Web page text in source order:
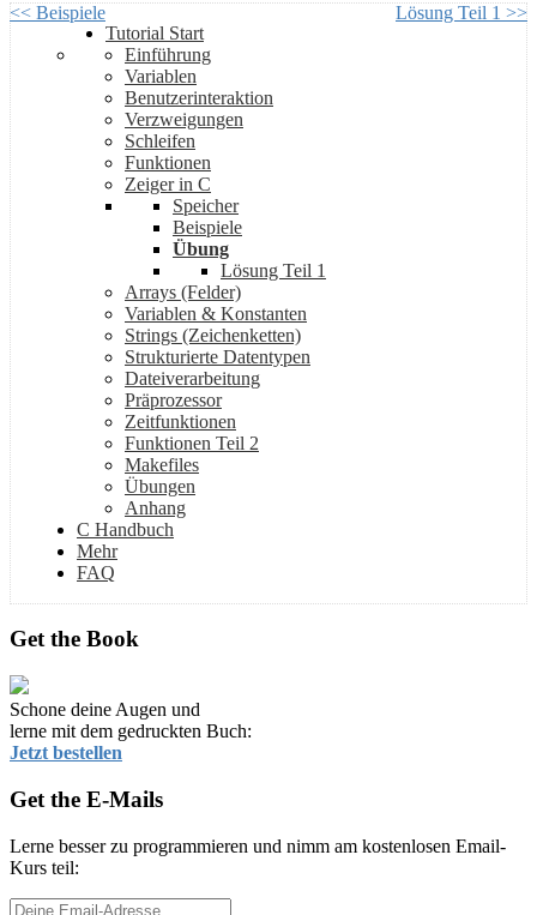
<< Beispiele
Lösung Teil 1 >>
Tutorial Start
Einführung
Variablen
Benutzerinteraktion
Verzweigungen
Schleifen
Funktionen
Zeiger in C
Speicher
Beispiele
Übung
Lösung Teil 1
Arrays (Felder)
Variablen & Konstanten
Strings (Zeichenketten)
Strukturierte Datentypen
Dateiverarbeitung
Präprozessor
Zeitfunktionen
Funktionen Teil 2
Makefiles
Übungen
Anhang
C Handbuch
Mehr
FAQ
Get the Book
Schone deine Augen und
lerne mit dem gedruckten Buch:
Jetzt bestellen
Get the E-Mails
Lerne besser zu programmieren und nimm am kostenlosen Email-
Kurs teil: